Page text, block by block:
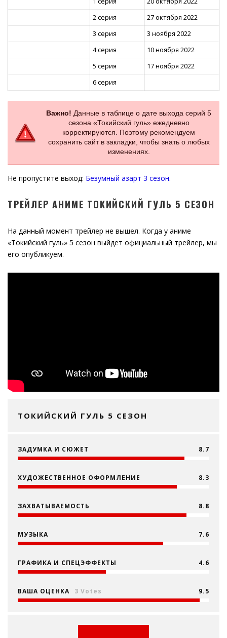
2 серия
27 октября 2022
3 серия
3 ноября 2022
4 серия
10 ноября 2022
5 серия
17 ноября 2022
6 серия
Важно! Данные в таблице о дате выхода серий 5
сезона «Токийский гуль» ежедневно
корректируются. Поэтому рекомендуем
сохранить сайт в закладки, чтобы знать о любых
изменениях.
Не пропустите выход: Безумный азарт 3 сезон.
ТРЕЙЛЕР АНИМЕ ТОКИЙСКИЙ ГУЛЬ 5 СЕЗОН
На данный момент трейлер не вышел. Когда у аниме
«Токийский гуль» 5 сезон выйдет официальный трейлер, мы
его опубликуем.
ТОКИЙСКИЙ ГУЛЬ 5 СЕЗОН
ЗАДУМКА И СЮЖЕТ 8.7
ХУДОЖЕСТВЕННОЕ ОФОРМЛЕНИЕ 8.3
ЗАХВАТЫВАЕМОСТЬ 8.8
МУЗЫКА 7.6
ГРАФИКА И СПЕЦЭФФЕКТЫ 4.6
ВАША ОЦЕНКА 3 Votes 9.5